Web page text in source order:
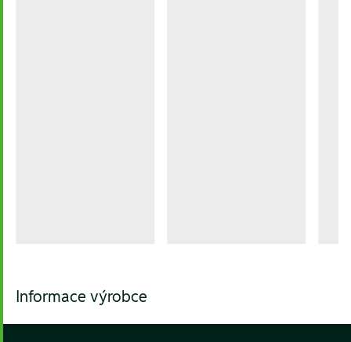
Informace výrobce